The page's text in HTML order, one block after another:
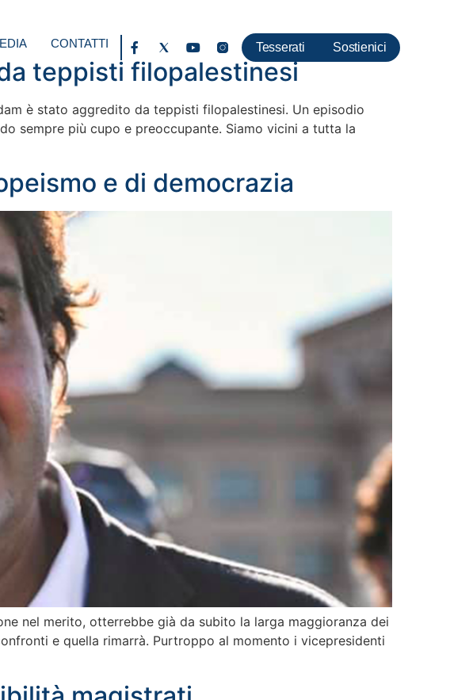
CONTATTI Tesserati Sostienici
teppisti filopalestinesi
è stato aggredito da teppisti filopalestinesi. Un episodio
sempre più cupo e preoccupante. Siamo vicini a tutta la
e di democrazia
nel merito, otterrebbe già da subito la larga maggioranza dei
e quella rimarrà. Purtroppo al momento i vicepresidenti